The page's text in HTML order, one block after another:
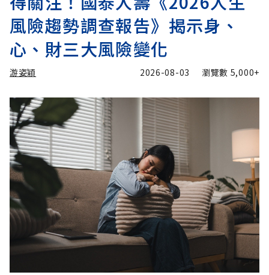
風險趨勢調查報告》揭示身、
心、財三大風險變化
游姿穎 2026-08-03 瀏覽數 5,000+